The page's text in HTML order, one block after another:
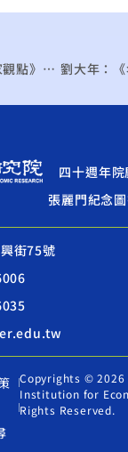
顏慧欣：《名家觀點》台美FTA定位…不只是經貿政策
四十週年院
張麗門紀念
街75號
Copyrights © 2026
Institution for
Rights Reserved.